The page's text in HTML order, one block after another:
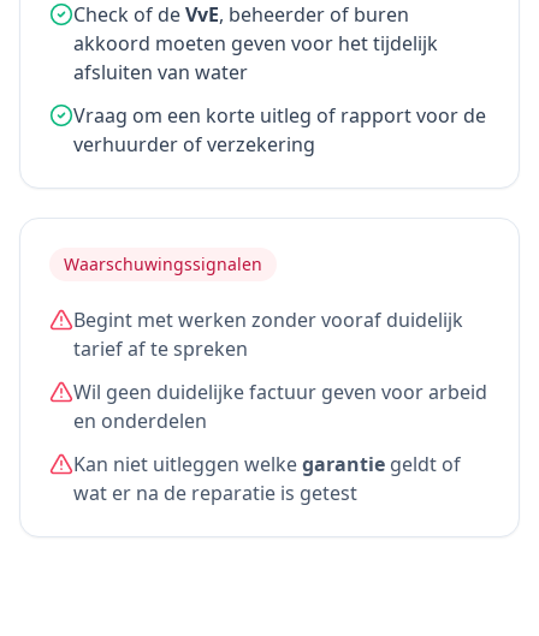
Check of deVvE, beheerder of buren
akkoord moeten geven voor het tijdelijk
afsluiten van water
Vraag om een korte uitleg of rapport voor de
verhuurder of verzekering
Waarschuwingssignalen
Begint met werken zonder vooraf duidelijk
tarief af te spreken
Wil geen duidelijke factuur geven voor arbeid
en onderdelen
Kan niet uitleggen welkegarantie geldt of
wat er na de reparatie is getest